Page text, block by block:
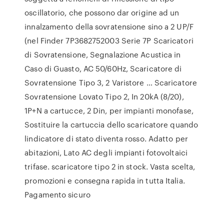
oscillatorio, che possono dar origine ad un
innalzamento della sovratensione sino a 2 UP/F
(nel Finder 7P3682752003 Serie 7P Scaricatori
di Sovratensione, Segnalazione Acustica in
Caso di Guasto, AC 50/60Hz, Scaricatore di
Sovratensione Tipo 3, 2 Varistore … Scaricatore
Sovratensione Lovato Tipo 2, In 20kA (8/20),
1P+N a cartucce, 2 Din, per impianti monofase,
Sostituire la cartuccia dello scaricatore quando
lindicatore di stato diventa rosso. Adatto per
abitazioni, Lato AC degli impianti fotovoltaici
trifase. scaricatore tipo 2 in stock. Vasta scelta,
promozioni e consegna rapida in tutta Italia.
Pagamento sicuro